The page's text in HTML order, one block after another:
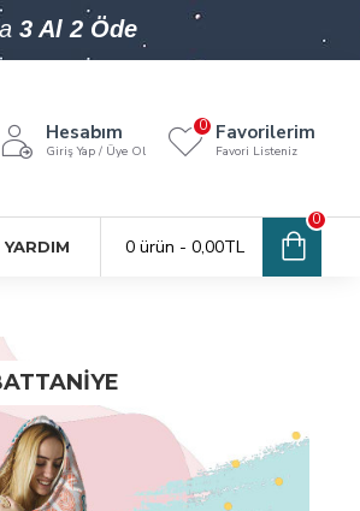
3 Al 2 Öde
Hesabım
Giriş Yap / Üye Ol
Favorilerim
Favori Listeniz
0
YARDIM 0 ürün - 0,00TL
0